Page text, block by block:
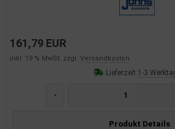
161,79 EUR
inkl. 19 % MwSt. zzgl. Versandkosten
Lieferzeit:1-3
-
Produkt Details